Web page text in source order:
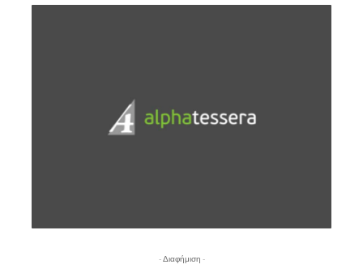
- Διαφήμιση -